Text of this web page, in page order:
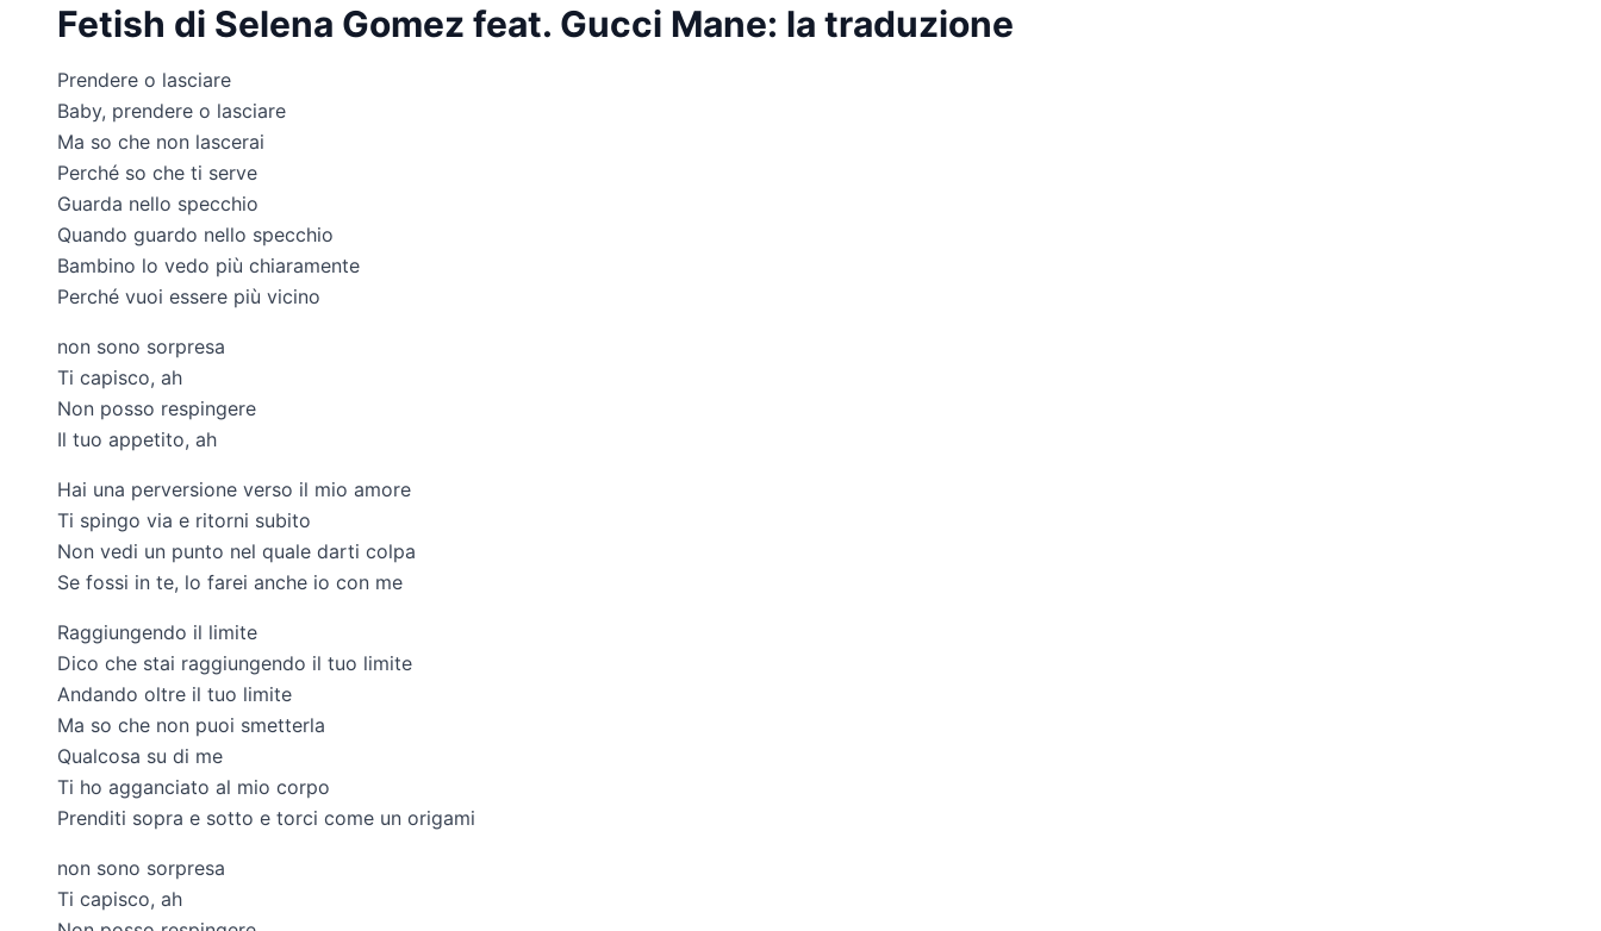
Fetish di Selena Gomez feat. Gucci Mane: la traduzione
Prendere o lasciare
Baby, prendere o lasciare
Ma so che non lascerai
Perché so che ti serve
Guarda nello specchio
Quando guardo nello specchio
Bambino lo vedo più chiaramente
Perché vuoi essere più vicino
non sono sorpresa
Ti capisco, ah
Non posso respingere
Il tuo appetito, ah
Hai una perversione verso il mio amore
Ti spingo via e ritorni subito
Non vedi un punto nel quale darti colpa
Se fossi in te, lo farei anche io con me
Raggiungendo il limite
Dico che stai raggiungendo il tuo limite
Andando oltre il tuo limite
Ma so che non puoi smetterla
Qualcosa su di me
Ti ho agganciato al mio corpo
Prenditi sopra e sotto e torci come un origami
non sono sorpresa
Ti capisco, ah